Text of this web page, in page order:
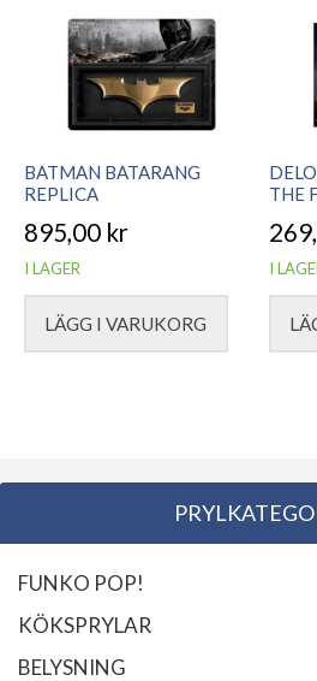
BATMAN BATARANG
REPLICA
895,00 kr
I LAGER
LÄGG I VARUKORG
THE
I
FUNKO POP!
KÖKSPRYLAR
BELYSNING